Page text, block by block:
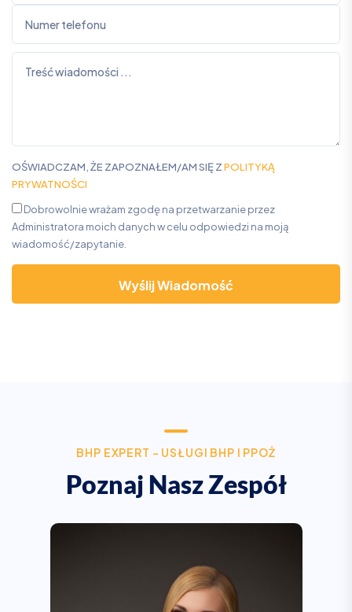
OŚWIADCZAM, ŻE ZAPOZNAŁEM/AM SIĘ ZPOLITYKĄ
PRYWATNOŚCI
Dobrowolnie wrażam zgodę na przetwarzanie przez
Administratora moich danych w celu odpowiedzi na moją
wiadomość/zapytanie.
Wyślij Wiadomość
BHP EXPERT - USŁUGI BHP I PPOŻ
Poznaj NaszZespół